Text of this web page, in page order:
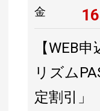
金
【WEB
リズム
定割引」